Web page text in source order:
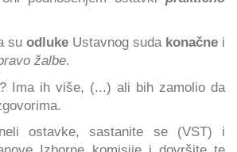
su odluke Ustavnog suda konačne i
žalbe.
Ima ih više, (...) ali bih zamolio da
ostavke, sastanite se (VST) i